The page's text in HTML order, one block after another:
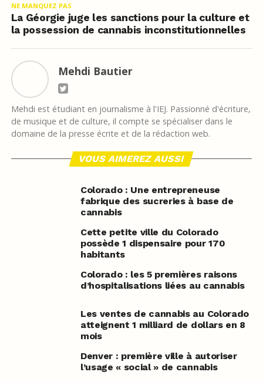
NE MANQUEZ PAS
La Géorgie juge les sanctions pour la culture et
la possession de cannabis inconstitutionnelles
Mehdi Bautier
Mehdi est étudiant en journalisme à l'IEJ. Passionné d'écriture,
de musique et de culture, il compte se spécialiser dans le
domaine de la presse écrite et de la rédaction web.
VOUS AIMEREZ AUSSI
Colorado : Une entrepreneuse
fabrique des sucreries à base de
cannabis
Cette petite ville du Colorado
possède 1 dispensaire pour 170
habitants
Colorado : les 5 premières raisons
d’hospitalisations liées au cannabis
Les ventes de cannabis au Colorado
atteignent 1 milliard de dollars en 8
mois
Denver : première ville à autoriser
l’usage « social » de cannabis